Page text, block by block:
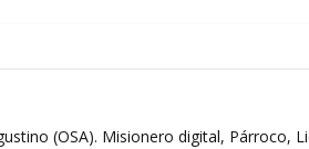
(OSA). Misionero digital, Párroco,